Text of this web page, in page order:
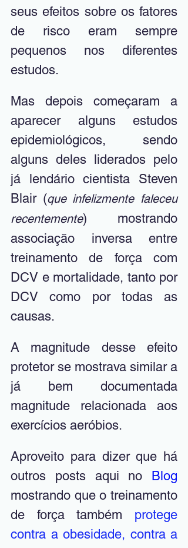
seus efeitos sobre os fatores
de risco eram sempre
pequenos nos diferentes
estudos.
Mas depois começaram a
aparecer alguns estudos
epidemiológicos, sendo
alguns deles liderados pelo
já lendário cientista Steven
Blair (que infelizmente faleceu
recentemente) mostrando
associação inversa entre
treinamento de força com
DCV e mortalidade, tanto por
DCV como por todas as
causas.
A magnitude desse efeito
protetor se mostrava similar a
já bem documentada
magnitude relacionada aos
exercícios aeróbios.
Aproveito para dizer que há
outros posts aqui no
mostrando que o treinamento
de força também protege
contra a obesidade, contra a